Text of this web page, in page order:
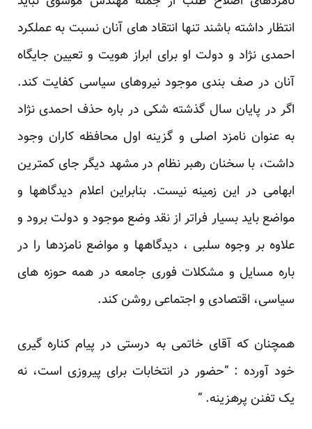
انتظار داشته باشند تنها انتقاد های آنان نسبت به عملکرد
‏احمدی نژاد و دولت او برای ابراز هویت و تعیین جایگاه
آنان در صف بندی موجود نیروهای سیاسی کفایت کند.
‏اگر در پایان سال گذشته شکی در باره حذف احمدی نژاد
به عنوان نامزد اصلی و گزینه اول محافظه کاران ‏وجود
داشت، با سخنان رهبر نظام در مشهد دیگر جای کمترین
ابهامی در این زمینه نیست. بنابراین اعلام ‏دیدگاهها و
مواضع باید بسیار فراتر از نقد وضع موجود و دولت برود و
علاوه بر وجوه سلبی ، دیدگاهها و ‏مواضع نامزدها را در
باره مسایل و مشکلات فوری جامعه در همه حوزه های
سیاسی، اقتصادی و اجتماعی ‏روشن کند.‏
همچنان که آقای خاتمی به درستی در پیام کناره گیری
خود آورده : “حضور در‎ ‎انتخابات برای پیروزی است، نه
‏یک تفنن پرهزینه. “‏